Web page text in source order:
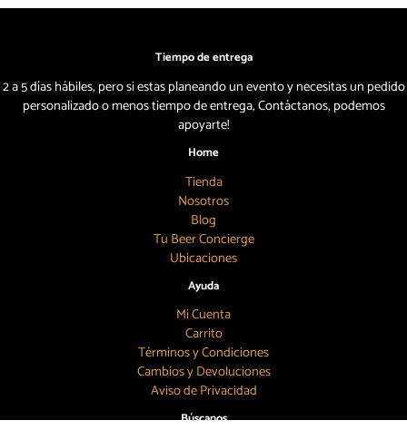
Tiempo de entrega
2 a 5 días hábiles, pero si estas planeando un evento y necesitas un pedido
personalizado o menos tiempo de entrega, Contáctanos, podemos
apoyarte!
Home
Tienda
Nosotros
Blog
Tu Beer Concierge
Ubicaciones
Ayuda
Mi Cuenta
Carrito
Términos y Condiciones
Cambios y Devoluciones
Aviso de Privacidad
Búscanos